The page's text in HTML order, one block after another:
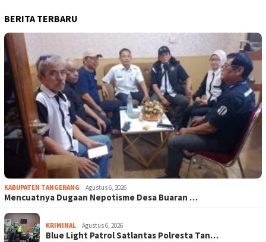
BERITA TERBARU
KABUPATEN TANGERANG Agustus 6, 2026
Mencuatnya Dugaan Nepotisme Desa Buaran …
KRIMINAL Agustus 6, 2026
Blue Light Patrol Satlantas Polresta Tan…